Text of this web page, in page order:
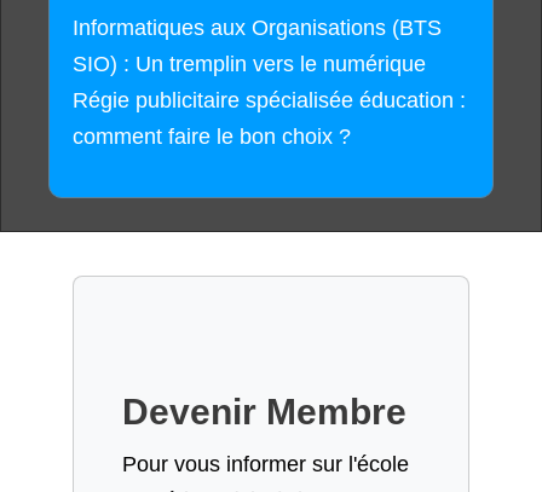
Informatiques aux Organisations (BTS
SIO) : Un tremplin vers le numérique
Régie publicitaire spécialisée éducation :
comment faire le bon choix ?
Devenir Membre
Pour vous informer sur l'école